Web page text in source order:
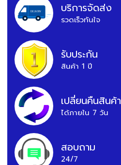
บริการจัดส่ง
รวดเร็วทันใจ
รับประกัน
สินค้า 1 ปี
เปลี่ยนคืนสินค้า
ได้ภายใน 7 วัน
สอบถาม
24/7